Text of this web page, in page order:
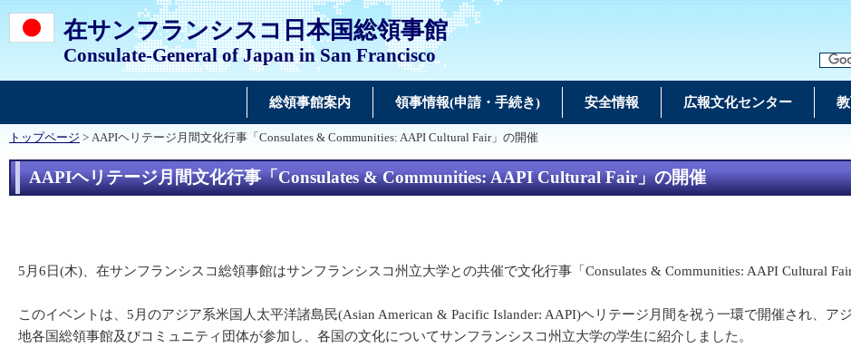
在サンフランシスコ日本国総領事館
Consulate-General of Japan in San Francisco
総領事館案内 領事情報(申請・手続き) 安全情報 広報文化センター
トップページ > AAPIヘリテージ月間文化行事「Consulates & Communities: AAPI Cultural Fair」の開催
AAPIヘリテージ月間文化行事「Consulates & Communities: AAPI Cultural Fair」の開催
5月6日(木)、在サンフランシスコ総領事館はサンフランシスコ州立大学との共催で文化行事「Consulates & Communities: AAPI Cultural
このイベントは、5月のアジア系米国人太平洋諸島民(Asian American & Pacific Islander: AAPI)ヘリテージ月間を祝う一環で開催され、ア
地各国総領事館及びコミュニティ団体が参加し、各国の文化についてサンフランシスコ州立大学の学生に紹介しました。